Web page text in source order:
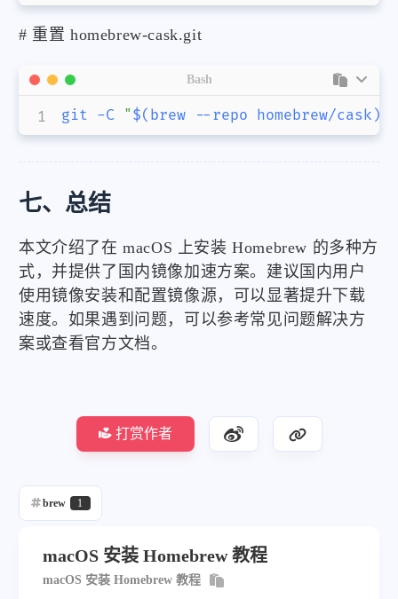
# 重置 homebrew-cask.git
git -C " $( brew --repo homebrew/cask )
Bash
七、总结
本文介绍了在 macOS 上安装 Homebrew 的多种方
式，并提供了国内镜像加速方案。建议国内用户
使用镜像安装和配置镜像源，可以显著提升下载
速度。如果遇到问题，可以参考常见问题解决方
案或查看官方文档。
打赏作者
brew 1
macOS 安装 Homebrew 教程
macOS 安装 Homebrew 教程